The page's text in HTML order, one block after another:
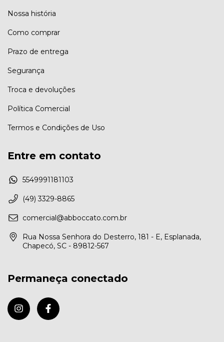
Nossa história
Como comprar
Prazo de entrega
Segurança
Troca e devoluções
Política Comercial
Termos e Condições de Uso
Entre em contato
5549991181103
(49) 3329-8865
comercial@abboccato.com.br
Rua Nossa Senhora do Desterro, 181 - E, Esplanada,
Chapecó, SC - 89812-567
Permaneça conectado